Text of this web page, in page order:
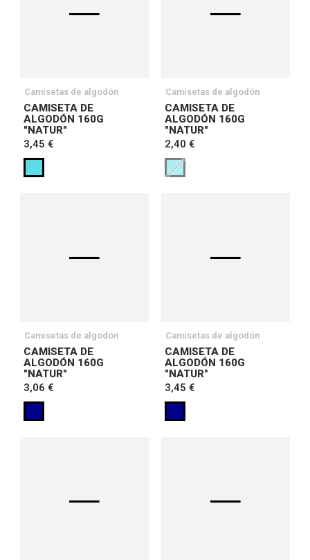
Camisetas de algodón
CAMISETA DE
ALGODÓN 160G
"NATUR"
3,45 €
Camisetas de algodón
CAMISETA DE
ALGODÓN 160G
"NATUR"
2,40 €
Camisetas de algodón
CAMISETA DE
ALGODÓN 160G
"NATUR"
3,06 €
Camisetas de algodón
CAMISETA DE
ALGODÓN 160G
"NATUR"
3,45 €